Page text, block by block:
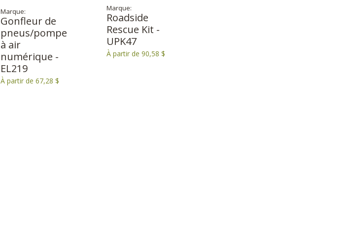
Marque:
Gonfleur de
pneus/pompe
à air
numérique -
EL219
À partir de 67,28 $
Marque:
Roadside
Rescue Kit -
UPK47
À partir de 90,58 $